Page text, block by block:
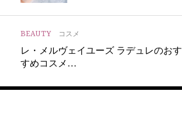
BEAUTY コスメ
レ・メルヴェイユーズ ラデュレのおす
すめコスメ…